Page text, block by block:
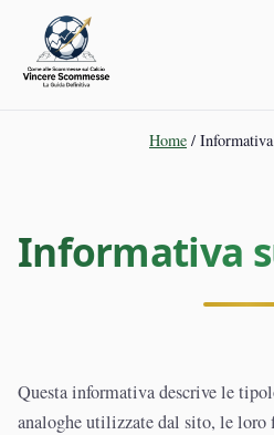
Home /
Informativa
Questa informativa descrive le
analoghe utilizzate dal sito, le